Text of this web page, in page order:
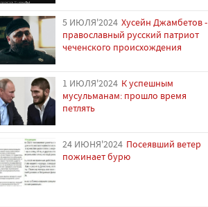
5 ИЮЛЯ'2024 Хусейн Джамбетов -
православный русский патриот
чеченского происхождения
1 ИЮЛЯ'2024 К успешным
мусульманам: прошло время
петлять
24 ИЮНЯ'2024 Посеявший ветер
пожинает бурю